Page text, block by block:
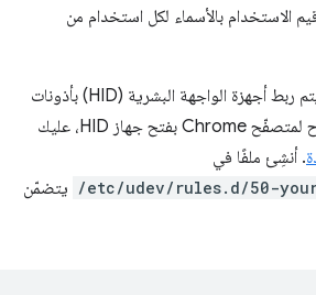
الاستخدام بالأسماء لكل استخدام من
في معظم أنظمة Linux، يتم ربط أجهزة الواجهة البشرية (HID) بأذونات
القراءة فقط تلقائيًا. للسماح لمتصفّح Chrome بفتح جهاز HID، عليك
. أنشِئ ملفًا في
/etc/udev/rules.d/50- يتضمّن